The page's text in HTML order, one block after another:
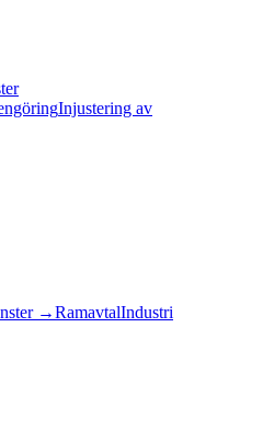
Injustering av
→RamavtalIndustri